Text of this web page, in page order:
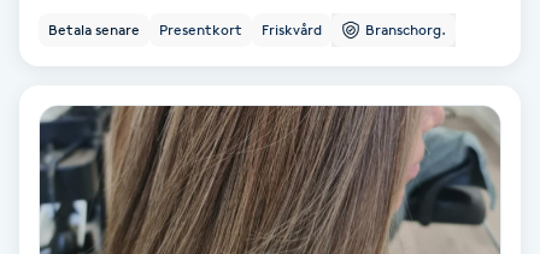
Shiatsu
Singelfransar
Sjukgymnastik
Skalpmassage
Betala senare Presentkort Friskvård Branschorg.